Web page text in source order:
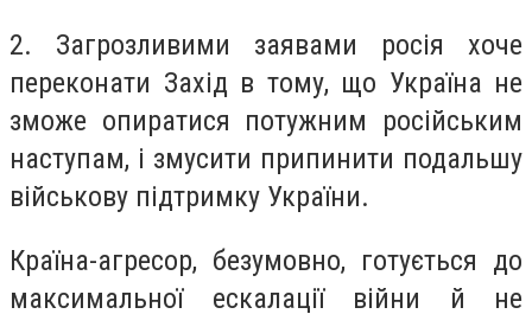
2. Загрозливими заявами росія хоче
переконати Захід в тому, що Україна не
зможе опиратися потужним російським
наступам, і змусити припинити подальшу
військову підтримку України.
Країна-агресор, безумовно, готується до
максимальної ескалації війни й не